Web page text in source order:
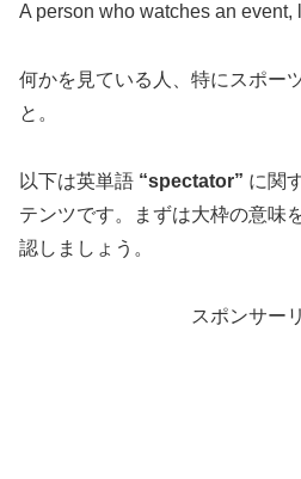
A person who watches an event,
何かを見ている人、特にスポー
と。
以下は英単語 “spectator” に関
テンツです。まずは大枠の意味
認しましょう。
スポンサー